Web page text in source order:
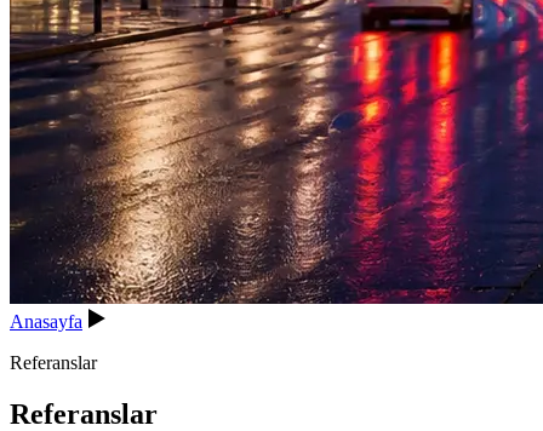
Anasayfa
Referanslar
Referanslar